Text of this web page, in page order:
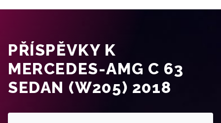
PŘÍSPĚVKY K
MERCEDES-AMG C 63
SEDAN (W205) 2018